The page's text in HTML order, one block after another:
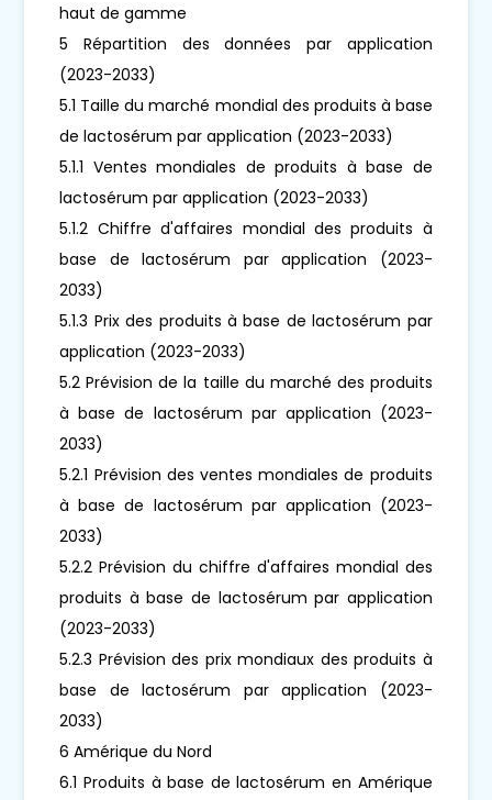
haut de gamme
5 Répartition des données par application
(2023-2033)
5.1 Taille du marché mondial des produits à base
de lactosérum par application (2023-2033)
5.1.1 Ventes mondiales de produits à base de
lactosérum par application (2023-2033)
5.1.2 Chiffre d'affaires mondial des produits à
base de lactosérum par application (2023-
2033)
5.1.3 Prix des produits à base de lactosérum par
application (2023-2033)
5.2 Prévision de la taille du marché des produits
à base de lactosérum par application (2023-
2033)
5.2.1 Prévision des ventes mondiales de produits
à base de lactosérum par application (2023-
2033)
5.2.2 Prévision du chiffre d'affaires mondial des
produits à base de lactosérum par application
(2023-2033)
5.2.3 Prévision des prix mondiaux des produits à
base de lactosérum par application (2023-
2033)
6 Amérique du Nord
6.1 Produits à base de lactosérum en Amérique